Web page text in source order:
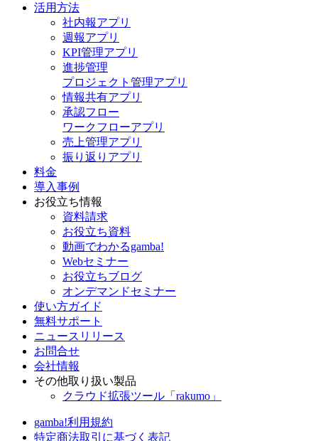
活用方法
社内報アプリ
週報アプリ
KPI管理アプリ
進捗管理
プロジェクト管理アプリ
情報共有アプリ
承認フロー
ワークフローアプリ
売上管理アプリ
振り返りアプリ
料金
導入事例
お役立ち情報
資料請求
お役立ち資料
動画でわかるgamba!
Webセミナー
お役立ちブログ
オンデマンドセミナー
使い方ガイド
無料サポート
ニュースリリース
お問合せ
会社情報
その他取り扱い製品
クラウド拡張ツール「rakumo」
gamba!利用規約
特定商法取引に基づく表記